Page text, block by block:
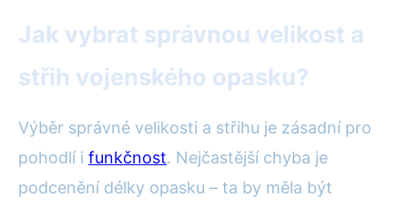
Jak vybrat správnou velikost a
střih vojenského opasku?
Výběr správné velikosti a střihu je zásadní pro
pohodlí i funkčnost. Nejčastější chyba je
podcenění délky opasku – ta by měla být